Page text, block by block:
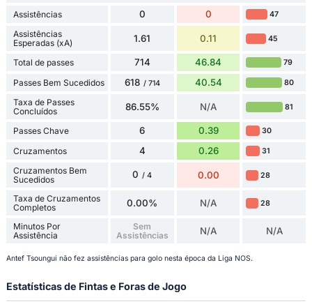
Assistências 0 0 47
Assistências
Esperadas (xA)
1.61 0.11 45
Total de passes 714 46.84 79
Passes Bem Sucedidos 618 / 714 40.54 80
Taxa de Passes
Concluídos
86.55% N/A 81
Passes Chave 6 0.39 30
Cruzamentos 4 0.26 31
Cruzamentos Bem
Sucedidos
0 / 4 0.00 28
Taxa de Cruzamentos
Completos
0.00% N/A 28
Minutos Por
Assistência
Sem
Assistências
N/A N/A
Antef Tsoungui não fez assistências para golo nesta época da Liga NOS.
Estatísticas de Fintas e Foras de Jogo